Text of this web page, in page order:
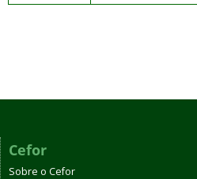
Cefor
Sobre o Cefor